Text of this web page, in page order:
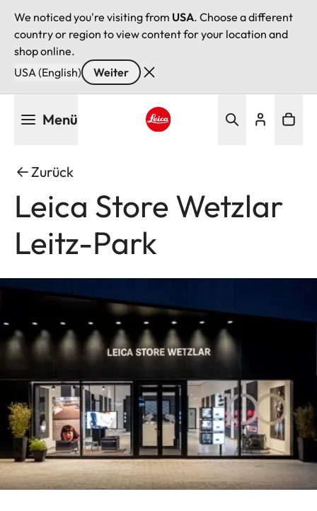
We noticed you're visiting from USA. Choose a different
country or region to view content for your location and
shop online.
USA (English)
Weiter
Menü
Zurück
Leica Store Wetzlar
Leitz-Park